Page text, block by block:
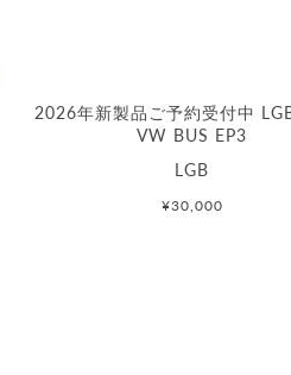
2026年新製品ご予約受付中
VW BUS EP3
LGB
¥30,000